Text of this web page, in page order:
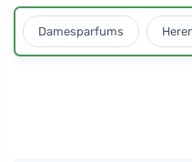
Damesparfums